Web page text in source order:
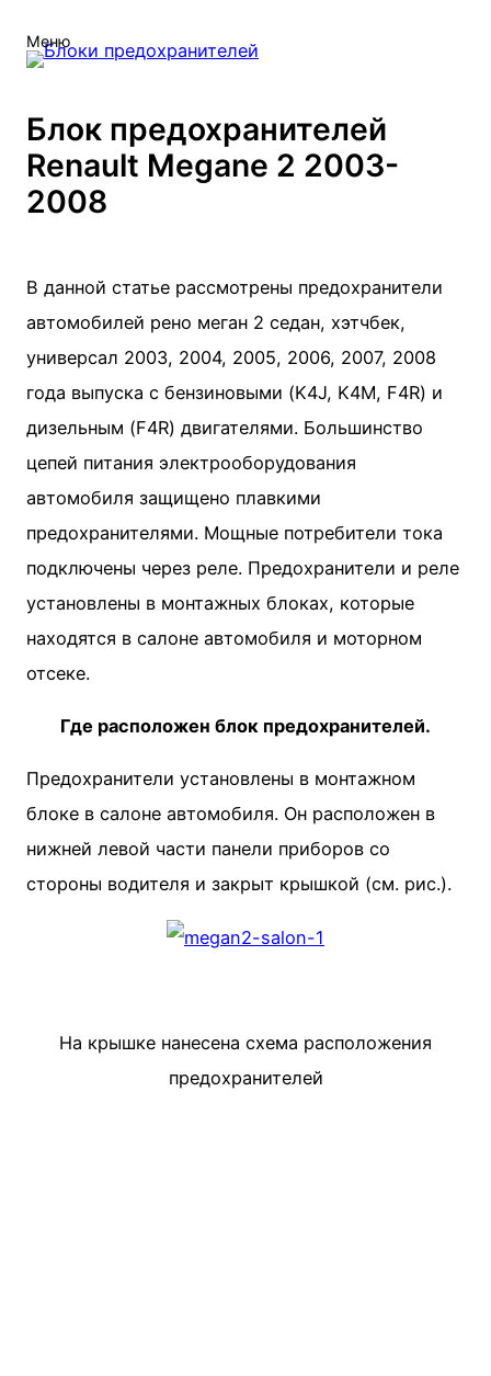
Меню
Блок предохранителей
Renault Megane 2 2003-
2008
В данной статье рассмотрены предохранители
автомобилей рено меган 2 седан, хэтчбек,
универсал 2003, 2004, 2005, 2006, 2007, 2008
года выпуска с бензиновыми (K4J, K4M, F4R) и
дизельным (F4R) двигателями. Большинство
цепей питания электрооборудования
автомобиля защищено плавкими
предохранителями. Мощные потребители тока
подключены через реле. Предохранители и реле
установлены в монтажных блоках, которые
находятся в салоне автомобиля и моторном
отсеке.
Где расположен блок предохранителей.
Предохранители установлены в монтажном
блоке в салоне автомобиля. Он расположен в
нижней левой части панели приборов со
стороны водителя и закрыт крышкой (см. рис.).
На крышке нанесена схема расположения
предохранителей